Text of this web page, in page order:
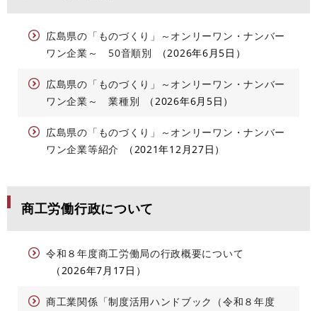
広島県の「ものづくり」～オンリーワン・ナンバー
ワン企業～ 50音順別
2026年6月5日
広島県の「ものづくり」～オンリーワン・ナンバー
ワン企業～ 業種別
2026年6月5日
広島県の「ものづくり」～オンリーワン・ナンバー
ワン企業等紹介
2021年12月27日
商工労働行政について
令和８年度商工労働局の行政概要について
2026年7月17日
商工業関係「制度活用ハンドブック（令和８年度